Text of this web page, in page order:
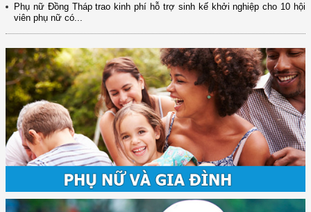
Phụ nữ Đồng Tháp trao kinh phí hỗ trợ sinh kế khởi nghiệp cho 10 hội
viên phụ nữ có...